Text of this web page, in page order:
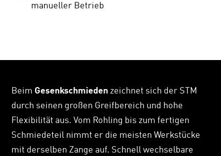
manueller Betrieb
Beim Gesenkschmieden zeichnet sich der STM
durch seinen großen Greifbereich und hohe
Flexibilität aus. Vom Rohling bis zum fertigen
Schmiedeteil nimmt er die meisten Werkstücke
mit derselben Zange auf. Schnell wechselbare